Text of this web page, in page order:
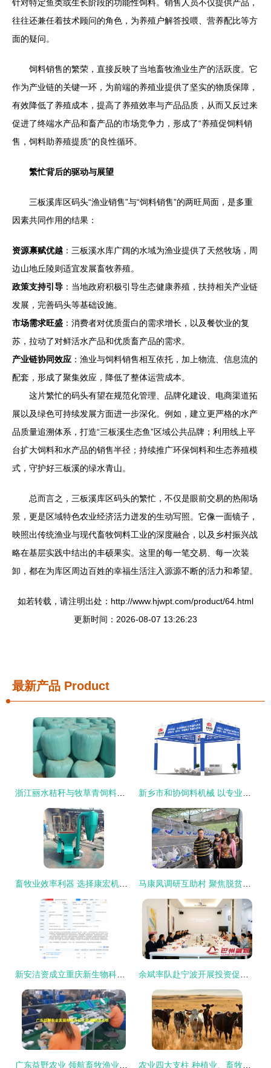
针对特定鱼类或生长阶段的功能性饲料。销售人员不仅提供产品，
往往还兼任着技术顾问的角色，为养殖户解答投喂、营养配比等方
面的疑问。
饲料销售的繁荣，直接反映了当地畜牧渔业生产的活跃度。它
作为产业链的关键一环，为前端的养殖业提供了坚实的物质保障，
有效降低了养殖成本，提高了养殖效率与产品品质，从而又反过来
促进了终端水产品和畜产品的市场竞争力，形成了“养殖促饲料销
售，饲料助养殖提质”的良性循环。
繁忙背后的驱动与展望
三板溪库区码头“渔业销售”与“饲料销售”的两旺局面，是多重
因素共同作用的结果：
资源禀赋优越 ：三板溪水库广阔的水域为渔业提供了天然牧场，周
边山地丘陵则适宜发展畜牧养殖。
政策支持引导 ：当地政府积极引导生态健康养殖，扶持相关产业链
发展，完善码头等基础设施。
市场需求旺盛 ：消费者对优质蛋白的需求增长，以及餐饮业的复
苏，拉动了对鲜活水产品和优质畜产品的需求。
产业链协同效应 ：渔业与饲料销售相互依托，加上物流、信息流的
配套，形成了聚集效应，降低了整体运营成本。
这片繁忙的码头有望在规范化管理、品牌化建设、电商渠道拓
展以及绿色可持续发展方面进一步深化。例如，建立更严格的水产
品质量追溯体系，打造“三板溪生态鱼”区域公共品牌；利用线上平
台扩大饲料和水产品的销售半径；持续推广环保饲料和生态养殖模
式，守护好三板溪的绿水青山。
总而言之，三板溪库区码头的繁忙，不仅是眼前交易的热闹场
景，更是区域特色农业经济活力迸发的生动写照。它像一面镜子，
映照出传统渔业与现代畜牧饲料工业的深度融合，以及乡村振兴战
略在基层实践中结出的丰硕果实。这里的每一笔交易、每一次装
卸，都在为库区周边百姓的幸福生活注入源源不断的活力和希望。
如若转载，请注明出处：http://www.hjwpt.com/product/64.html
更新时间：2026-08-07 13:26:23
最新产品 Product